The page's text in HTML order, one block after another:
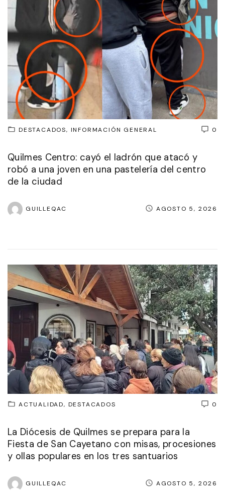
0
DESTACADOS INFORMACIÓN GENERAL
Quilmes Centro: cayó el ladrón que atacó y
robó a una joven en una pastelería del centro
de la ciudad
GUILLEQAC AGOSTO 5, 2026
0
ACTUALIDAD DESTACADOS
La Diócesis de Quilmes se prepara para la
Fiesta de San Cayetano con misas, procesiones
y ollas populares en los tres santuarios
GUILLEQAC AGOSTO 5, 2026